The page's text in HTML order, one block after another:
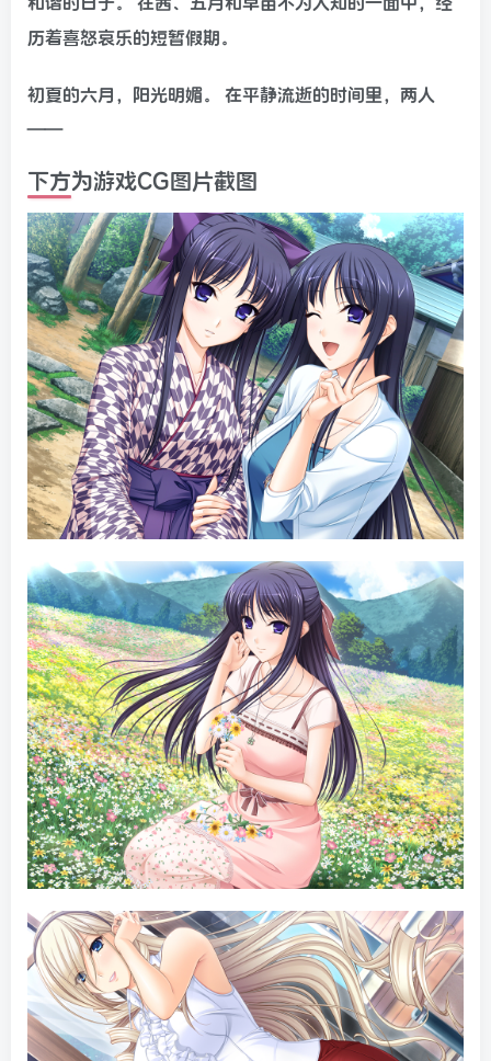
历着喜怒哀乐的短暂假期。
初夏的六月，阳光明媚。 在平静流逝的时间里，两人
——
下方为游戏CG图片截图